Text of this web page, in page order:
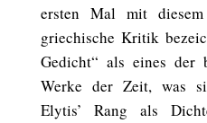
ersten Mal mit
griechische Kritik
Gedicht“ als eines der
Werke der Zeit, was
Elytis’ Rang als